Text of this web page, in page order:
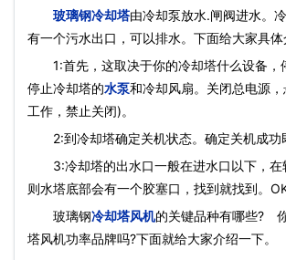
玻璃钢冷却塔由冷却泵放水.闸阀进水。
有一个污水出口，可以排水。下面给大家具体
1:首先，这取决于你的冷却塔什么设备，
停止冷却塔的水泵和冷却风扇。关闭总电源
工作，禁止关闭)。
2:到冷却塔确定关机状态。确定关机成功
3:冷却塔的出水口一般在进水口以下，在
则水塔底部会有一个胶塞口，找到就找到。OK
玻璃钢冷却塔风机的关键品种有哪些?
塔风机功率品牌吗?下面就给大家介绍一下。